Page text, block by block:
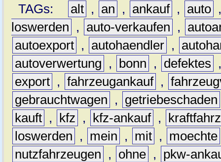
TAGs:
alt , an , ankauf , auto
loswerden
, auto-verkaufen ,
autoexport , autohaendler ,
autoverwertung
, bonn , defektes
export , fahrzeugankauf ,
gebrauchtwagen
,
getriebeschaden
kauft , kfz , kfz-ankauf ,
loswerden
, mein , mit ,
moechte
nutzfahrzeugen
, ohne ,
pkw-